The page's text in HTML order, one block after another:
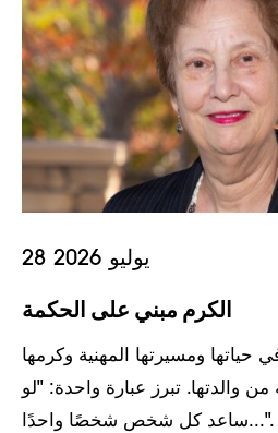
28 يوليو 2026
الكرم مبني على الحكمة
حياتها ومسيرتها المهنية وكرمها
والدتها. تبرز عبارة واحدة: "لو
ساعد كل شخص شخصًا واحدًا...".